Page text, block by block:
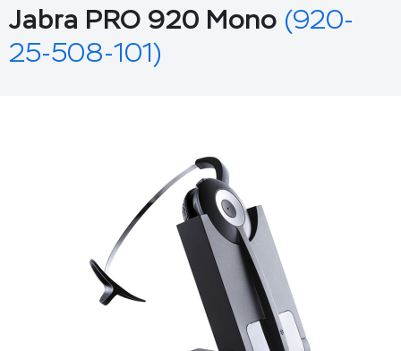
Jabra PRO 920 Mono (920-
25-508-101)